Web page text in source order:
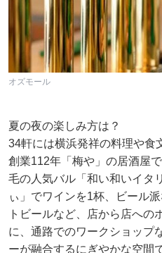
オズモール
夏の夜の楽しみ方は？
34軒には横浜発祥の料理や食
創業112年「梅や」の居酒屋
毛の人気バル「和い和いイタ
ぃ」でワインを1杯、ビール
トビールなど、店から店への
に、通路でのワークショップ
ーが融合するにぎやかな空間